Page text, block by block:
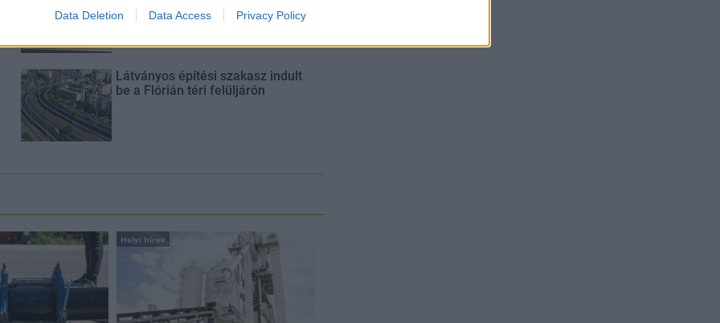
Data Deletion Data Access Privacy Policy
református iskoláját
Látványos építési szakasz indult
be a Flórián téri felüljárón
Helyi hírek